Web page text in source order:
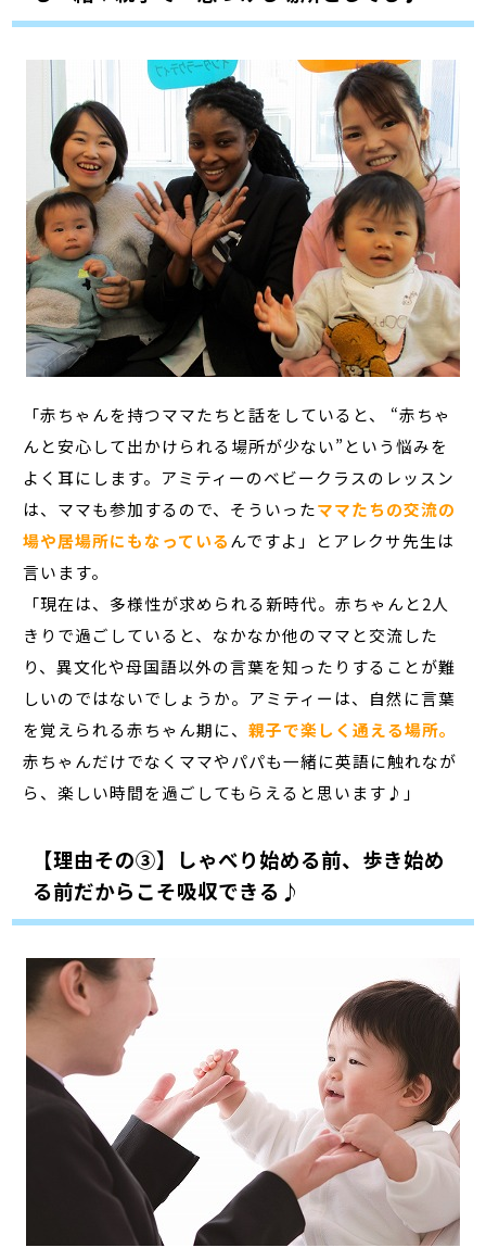
「赤ちゃんを持つママたちと話をしていると、 “赤ちゃ
んと安心して出かけられる場所が少ない”という悩みを
よく耳にします。アミティーのベビークラスのレッスン
は、ママも参加するので、そういったママたちの交流の
場や居場所にもなっているんですよ」とアレクサ先生は
言います。
「現在は、多様性が求められる新時代。赤ちゃんと2人
きりで過ごしていると、なかなか他のママと交流した
り、異文化や母国語以外の言葉を知ったりすることが難
しいのではないでしょうか。アミティーは、自然に言葉
を覚えられる赤ちゃん期に、親子で楽しく通える場所。
赤ちゃんだけでなくママやパパも一緒に英語に触れなが
ら、楽しい時間を過ごしてもらえると思います♪」
【理由その③】しゃべり始める前、歩き始め
る前だからこそ吸収できる♪